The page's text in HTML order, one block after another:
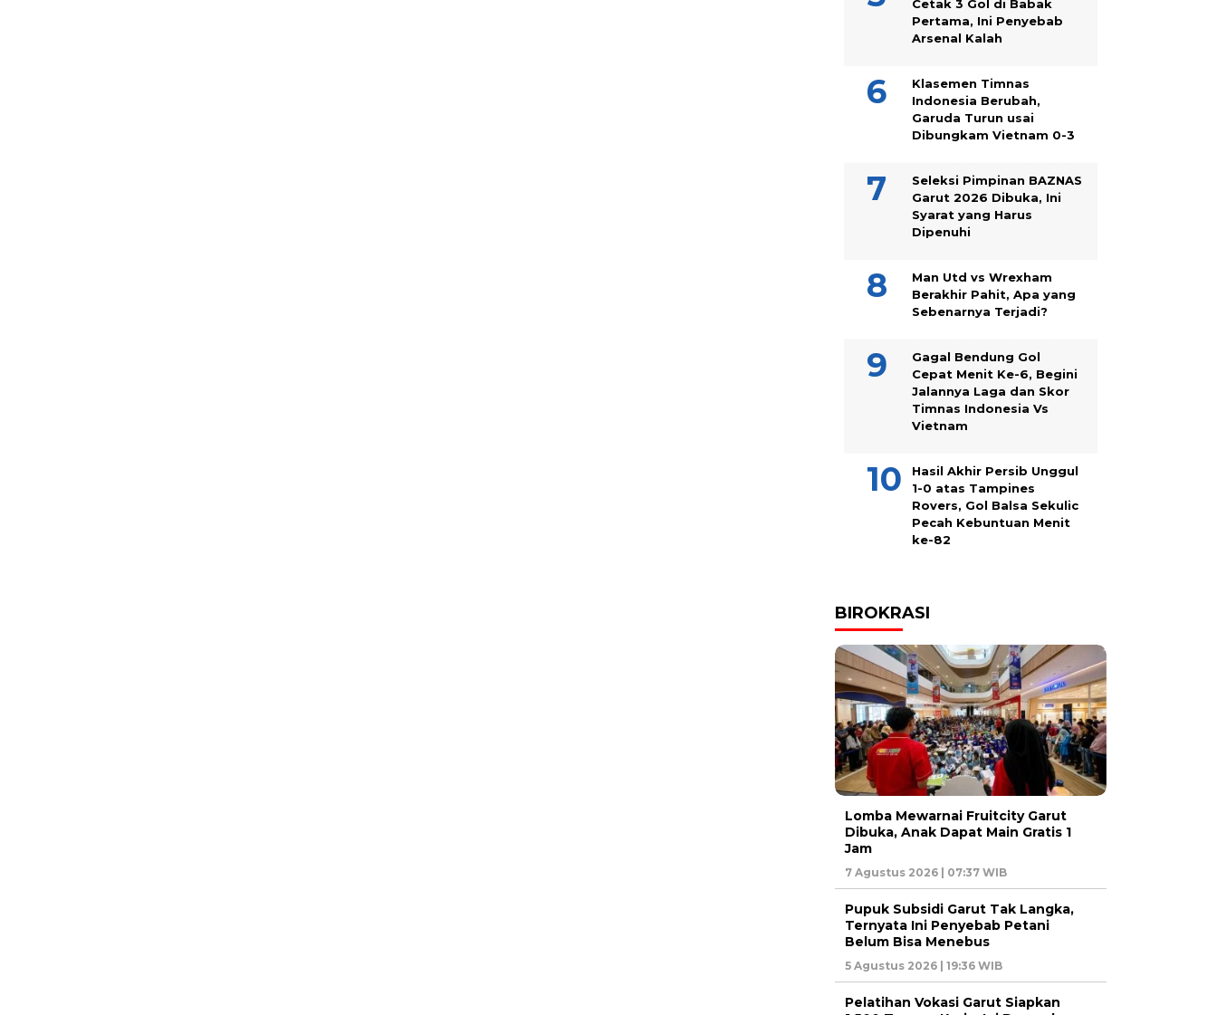
Cetak 3 Gol di Babak
Pertama, Ini Penyebab
Arsenal Kalah
Klasemen Timnas
Indonesia Berubah,
Garuda Turun usai
Dibungkam Vietnam 0-3
Seleksi Pimpinan BAZNAS
Garut 2026 Dibuka, Ini
Syarat yang Harus
Dipenuhi
Man Utd vs Wrexham
Berakhir Pahit, Apa yang
Sebenarnya Terjadi?
Gagal Bendung Gol
Cepat Menit Ke-6, Begini
Jalannya Laga dan Skor
Timnas Indonesia Vs
Vietnam
Hasil Akhir Persib Unggul
1-0 atas Tampines
Rovers, Gol Balsa Sekulic
Pecah Kebuntuan Menit
ke-82
BIROKRASI
Lomba Mewarnai Fruitcity Garut
Dibuka, Anak Dapat Main Gratis 1
Jam
7 Agustus 2026 | 07:37 WIB
Pupuk Subsidi Garut Tak Langka,
Ternyata Ini Penyebab Petani
Belum Bisa Menebus
5 Agustus 2026 | 19:36 WIB
Pelatihan Vokasi Garut Siapkan